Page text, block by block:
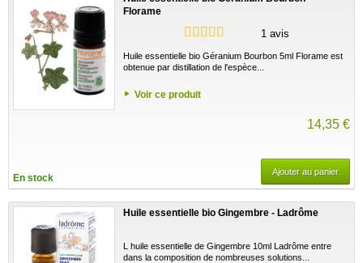
Florame
1 avis
Huile essentielle bio Géranium Bourbon 5ml Florame est
obtenue par distillation de l'espèce...
Voir ce produit
14,35 €
En stock
Ajouter au panier
Huile essentielle bio Gingembre - Ladrôme
L huile essentielle de Gingembre 10ml Ladrôme entre
dans la composition de nombreuses solutions...